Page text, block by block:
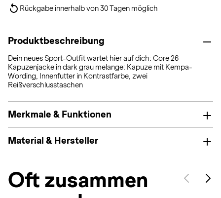
Rückgabe innerhalb von 30 Tagen möglich
Produktbeschreibung
Dein neues Sport-Outfit wartet hier auf dich: Core 26
Kapuzenjacke in dark grau melange: Kapuze mit Kempa-
Wording, Innenfutter in Kontrastfarbe, zwei
Reißverschlusstaschen
Merkmale & Funktionen
Material & Hersteller
Oft zusammen